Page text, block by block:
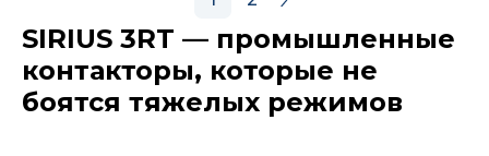
SIRIUS 3RT — промышленные
контакторы, которые не
боятся тяжелых режимов